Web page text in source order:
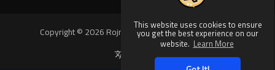
This website uses cookies to ensure
you get the best experience on our
website. Learn More
Copyright © 2026 Rojnews Video. All rights reserved.
Language